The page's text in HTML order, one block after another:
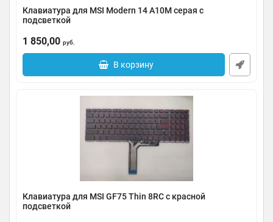
Клавиатура для MSI Modern 14 A10M серая с
подсветкой
1 850,00 руб.
В корзину
Клавиатура для MSI GF75 Thin 8RC с красной
подсветкой